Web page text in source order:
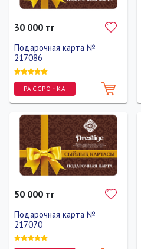
30 000 тг
Подарочная карта №
217086
РАССРОЧКА
50 000 тг
Подарочная карта №
217070